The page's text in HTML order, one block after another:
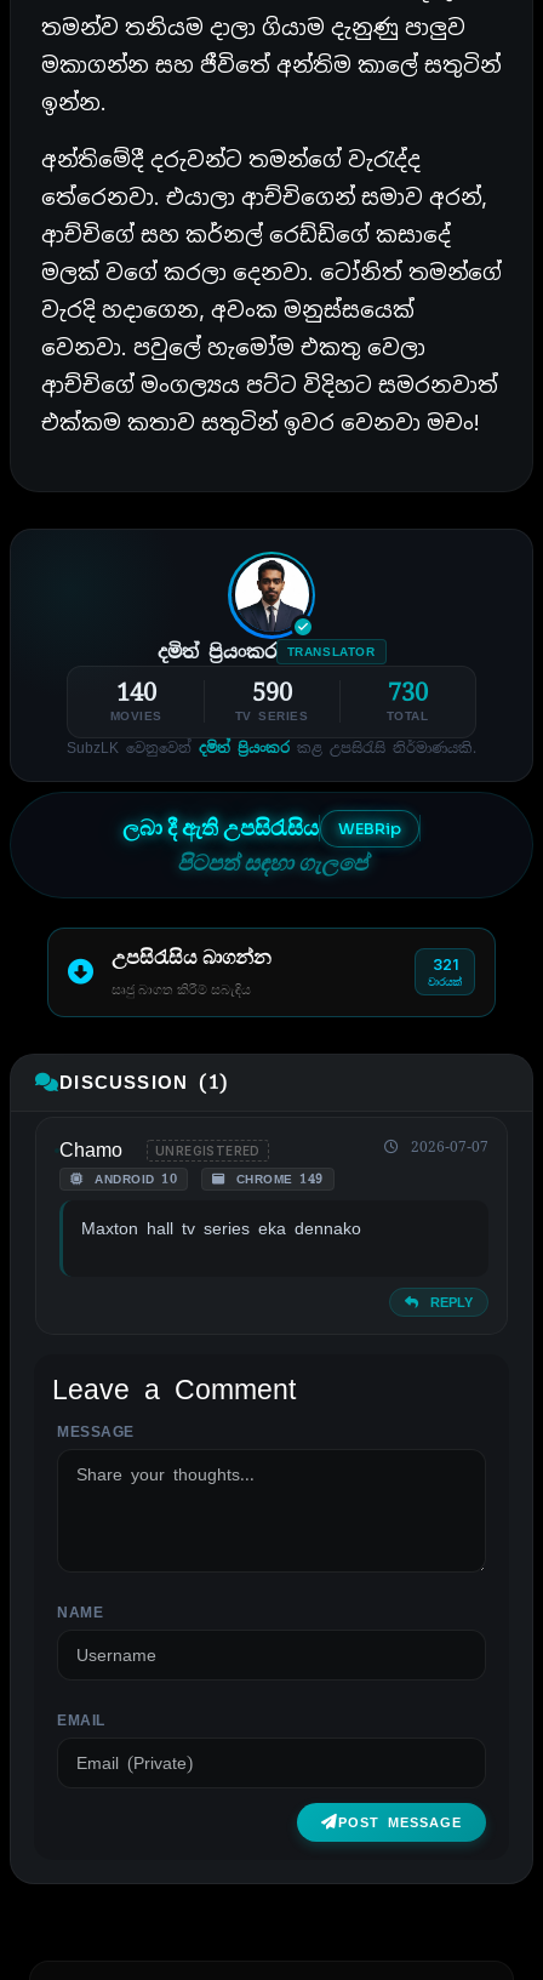
තමන්ව තනියම දාලා ගියාම දැනුණු පාලුව
මකාගන්න සහ ජීවිතේ අන්තිම කාලේ සතුටින්
ඉන්න.
අන්තිමේදී දරුවන්ට තමන්ගේ වැරැද්ද
තේරෙනවා. එයාලා ආච්චිගෙන් සමාව අරන්,
ආච්චිගේ සහ කර්නල් රෙඩ්ඩිගේ කසාදේ
මලක් වගේ කරලා දෙනවා. ටෝනිත් තමන්ගේ
වැරදි හදාගෙන, අවංක මනුස්සයෙක්
වෙනවා. පවුලේ හැමෝම එකතු වෙලා
ආච්චිගේ මංගල්‍යය පට්ට විදිහට සමරනවාත්
එක්කම කතාව සතුටින් ඉවර වෙනවා මචං!
දමිත් ප්‍රියංකර TRANSLATOR
140
MOVIES
590
TV SERIES
730
TOTAL
SubzLK වෙනුවෙන් දමිත් ප්‍රියංකර කළ උපසිරැසි නිර්මාණයකි.
ලබා දී ඇති උපසිරැසිය WEBRip
පිටපත් සඳහා ගැලපේ
උපසිරැසිය බාගන්න
සෘජු බාගත කිරීම් සබැඳිය
321
වාරයක්
DISCUSSION (1)
Chamo UNREGISTERED
ANDROID 10 CHROME 149
2026-07-07
Maxton hall tv series eka dennako
REPLY
Leave a Comment
MESSAGE
NAME
EMAIL
POST MESSAGE
ALTERNATIVE: